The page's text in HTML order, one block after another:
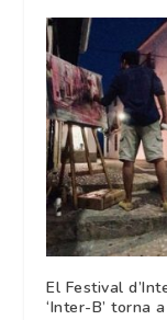
El Festival
‘Inter-B’ torna